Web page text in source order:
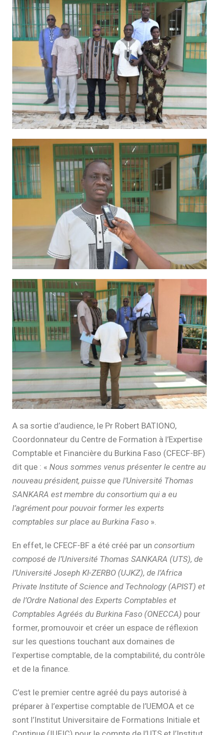
A sa sortie d’audience, le Pr Robert BATIONO,
Coordonnateur du Centre de Formation à l’Expertise
Comptable et Financière du Burkina Faso (CFECF-BF)
dit que : « Nous sommes venus présenter le centre au
nouveau président, puisse que l’Université Thomas
SANKARA est membre du consortium qui a eu
l’agrément pour pouvoir former les experts
comptables sur place au Burkina Faso ».
En effet, le CFECF-BF a été créé par un consortium
composé de l’Université Thomas SANKARA (UTS), de
l’Université Joseph KI-ZERBO (UJKZ), de l’Africa
Private Institute of Science and Technology (APIST) et
de l’Ordre National des Experts Comptables et
Comptables Agréés du Burkina Faso (ONECCA) pour
former, promouvoir et créer un espace de réflexion
sur les questions touchant aux domaines de
l’expertise comptable, de la comptabilité, du contrôle
et de la finance.
C’est le premier centre agréé du pays autorisé à
préparer à l’expertise comptable de l’UEMOA et ce
sont l’Institut Universitaire de Formations Initiale et